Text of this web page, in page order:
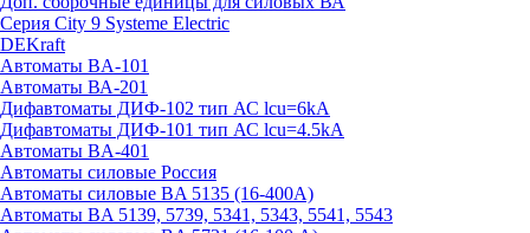
Серия City 9 Systeme Electric
DEKraft
Автоматы BA-101
Автоматы ВА-201
Дифавтоматы ДИФ-102 тип АС lcu=6kA
Дифавтоматы ДИФ-101 тип АС lcu=4.5kA
Автоматы BA-401
Автоматы силовые Россия
Автоматы силовые BA 5135 (16-400А)
Автоматы BA 5139, 5739, 5341, 5343, 5541, 5543